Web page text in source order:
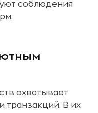
соблюдения
охватывает
транзакций. В их